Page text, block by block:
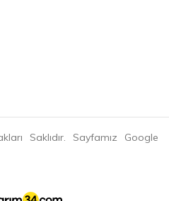
Saklıdır. Sayfamız Google